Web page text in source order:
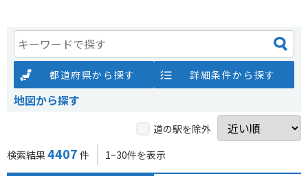
都道府県から探す 詳細条件から探す
地図から探す
道の駅を除外
検索結果 4407 件 1~30件を表示